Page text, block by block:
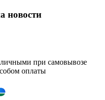
новости
при самовывозе
оплаты